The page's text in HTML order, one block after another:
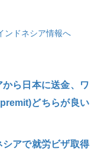
ら日本に送金、ワ
どちらが良い
アで就労ビザ取得